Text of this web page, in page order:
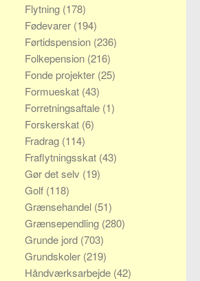
Flytning (178)
Fødevarer (194)
Førtidspension (236)
Folkepension (216)
Fonde projekter (25)
Formueskat (43)
Forretningsaftale (1)
Forskerskat (6)
Fradrag (114)
Fraflytningsskat (43)
Gør det selv (19)
Golf (118)
Grænsehandel (51)
Grænsependling (280)
Grunde jord (703)
Grundskoler (219)
Håndværksarbejde (42)